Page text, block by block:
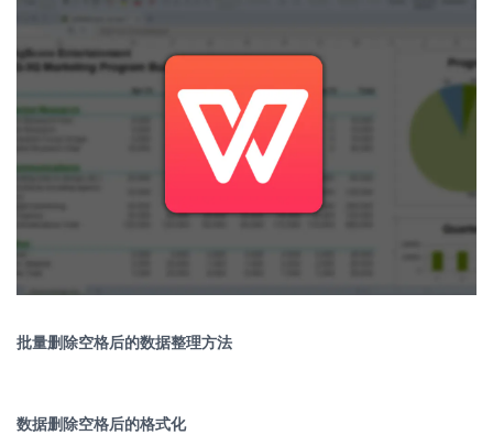
批量删除空格后的数据整理方法
数据删除空格后的格式化